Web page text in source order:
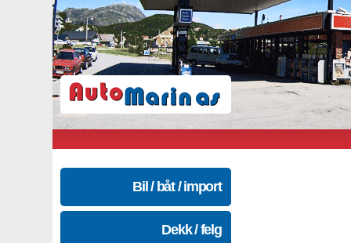
Bil / båt / import
Dekk / felg